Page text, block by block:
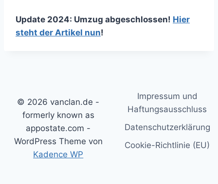
Update 2024: Umzug abgeschlossen! Hier
steht der Artikel nun!
© 2026 vanclan.de -
formerly known as
appostate.com -
WordPress Theme von
Kadence WP
Impressum und
Haftungsausschluss
Datenschutzerklärung
Cookie-Richtlinie (EU)